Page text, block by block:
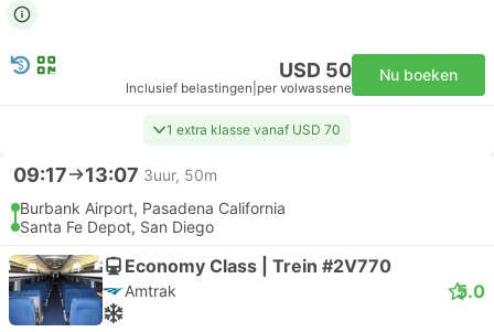
USD 50
Inclusief belastingen per volwassene
Nu boeken
1 extra klasse vanaf USD 70
09:17 13:07 3uur, 50m
Burbank Airport, Pasadena California
Santa Fe Depot, San Diego
Economy Class | Trein #2V770
Amtrak 5.0